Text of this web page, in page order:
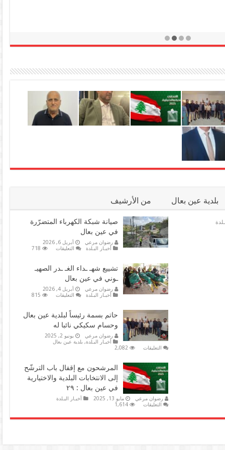
بلدية عين بعال من الأرشيف
صيانة شبكة الكهرباء المتضرّرة
في عين بعال
رضوان مرعي
أبريل 6, 2026
أخبـار البـلدة
التعليقاتعلى
الكهرباء
المتضرّرة
بعال
مغلقة
718
تشييع شهـ ـداء الغـ ـدر الصهيـ
ـوني في عين بعال
رضوان مرعي
أبريل 4, 2026
أخبـار البـلدة
التعليقاتعلى
الغـ
ـدر
ـوني
في
815
حاتم بسمة رئيساً لبلدية عين بعال
وحسام سكيكي نائبا له
رضوان مرعي
يونيو 2, 2025
أخبـار البـلدة, بلدية عين بعال
التعليقاتعلى
رئيساً
لبلدية
عين
بعال
وحسام
سكيكي
نائبا
له
2,082
المرشحون مع إقفال باب الترشّح
إلى الانتخابات البلدية والاختيارية
في عين بعال : ٢٩
رضوان مرعي مايو 13, 2025
أخبـار البـلدة
التعليقاتعلى
الانتخابات
1,614